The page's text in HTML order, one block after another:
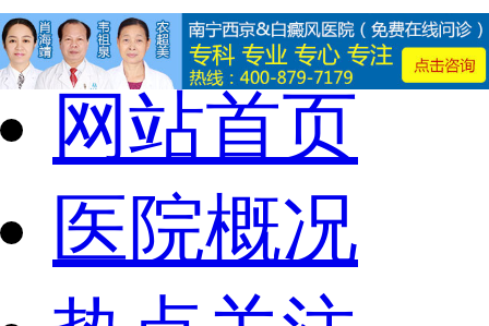
网站首页
医院概况